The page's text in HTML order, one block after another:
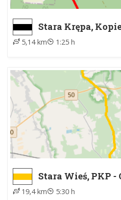
Stara Krępa,
Leokadia, PKP
5,14 km 1:25 h
Stara Wieś, PKP -
19,4 km 5:30 h